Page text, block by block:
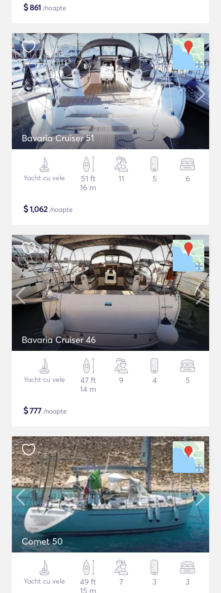
$861 /noapte
Bavaria Cruiser 51
Yacht cu vele
51 ft
16 m
11 5 6
$1,062/noapte
Bavaria Cruiser 46
Yacht cu vele
47 ft
14 m
9 4 5
$777 /noapte
Comet 50
Yacht cu vele
49 ft
15 m
7 3 3